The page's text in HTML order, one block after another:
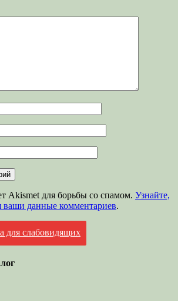
Akismet для борьбы со спамом. Узнайте,
ваши данные комментариев.
для слабовидящих